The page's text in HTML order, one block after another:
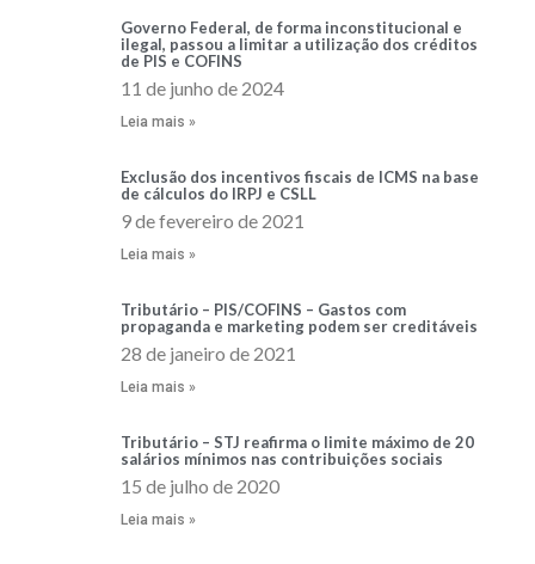
Governo Federal, de forma inconstitucional e
ilegal, passou a limitar a utilização dos créditos
de PIS e COFINS
11 de junho de 2024
Leia mais »
Exclusão dos incentivos fiscais de ICMS na base
de cálculos do IRPJ e CSLL
9 de fevereiro de 2021
Leia mais »
Tributário – PIS/COFINS – Gastos com
propaganda e marketing podem ser creditáveis
28 de janeiro de 2021
Leia mais »
Tributário – STJ reafirma o limite máximo de 20
salários mínimos nas contribuições sociais
15 de julho de 2020
Leia mais »